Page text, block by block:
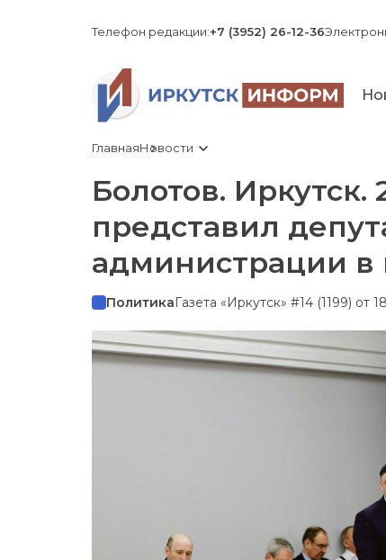
Телефон редакции:+7 (3952) 26-12-36
ГлавнаяНовости
Болотов.
представил
администрации
Политика Газета «Иркутск» #14 (1199) от